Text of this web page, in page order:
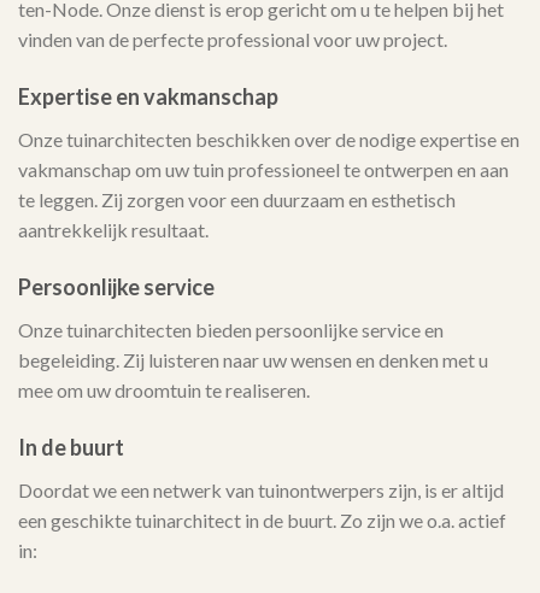
ten-Node. Onze dienst is erop gericht om u te helpen bij het
vinden van de perfecte professional voor uw project.
Expertise en vakmanschap
Onze tuinarchitecten beschikken over de nodige expertise en
vakmanschap om uw tuin professioneel te ontwerpen en aan
te leggen. Zij zorgen voor een duurzaam en esthetisch
aantrekkelijk resultaat.
Persoonlijke service
Onze tuinarchitecten bieden persoonlijke service en
begeleiding. Zij luisteren naar uw wensen en denken met u
mee om uw droomtuin te realiseren.
In de buurt
Doordat we een netwerk van tuinontwerpers zijn, is er altijd
een geschikte tuinarchitect in de buurt. Zo zijn we o.a. actief
in: